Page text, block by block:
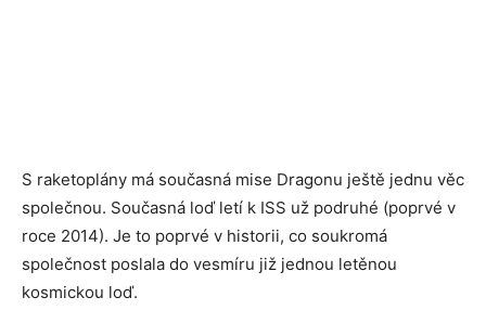
S raketoplány má současná mise Dragonu ještě jednu věc
společnou. Současná loď letí k ISS už podruhé (poprvé v
roce 2014). Je to poprvé v historii, co soukromá
společnost poslala do vesmíru již jednou letěnou
kosmickou loď.